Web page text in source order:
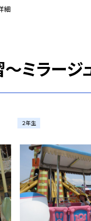
細
ミラージ
２年生